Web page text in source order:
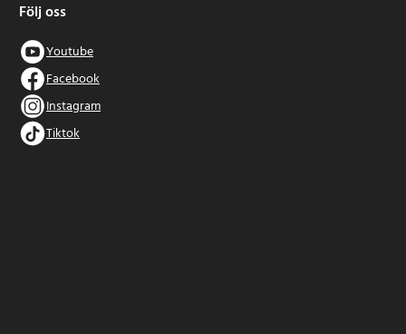
Följ oss
Youtube
Facebook
Instagram
Tiktok